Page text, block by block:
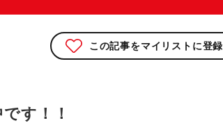
この記事をマイリストに登録
す！！